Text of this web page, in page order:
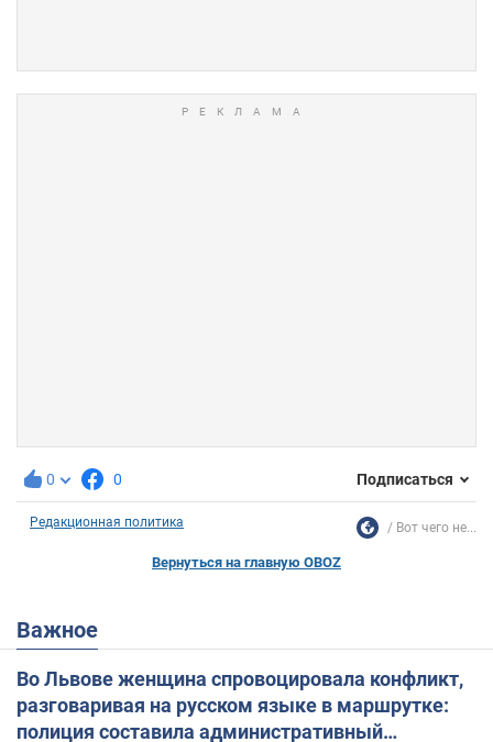
0 0 Подписаться
Редакционная политика Вот чего не...
Вернуться на главную OBOZ
Важное
Во Львове женщина спровоцировала конфликт,
разговаривая на русском языке в маршрутке:
полиция составила административный